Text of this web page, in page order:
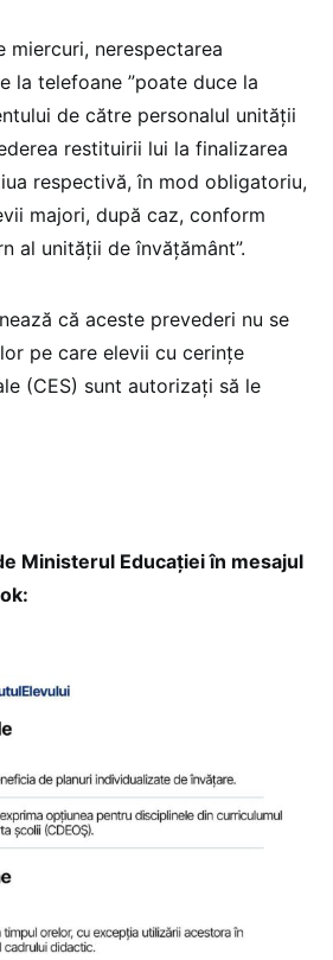
miercuri, nerespectarea
la telefoane ”poate duce la
de către personalul unității
restituirii lui la finalizarea
respectivă, în mod obligatoriu,
majori, după caz, conform
al unității de învățământ”.
că aceste prevederi nu se
pe care elevii cu cerințe
(CES) sunt autorizați să le
Ministerul Educației în mesajul